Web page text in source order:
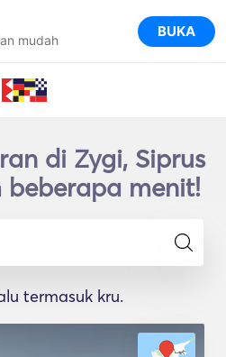
mudah BUKA
di Zygi, Siprus
beberapa menit!
termasuk kru.